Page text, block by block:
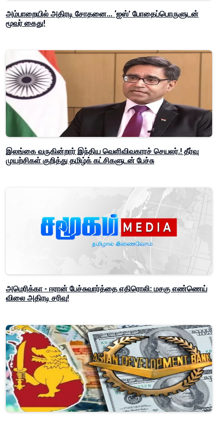
அம்பாறையில் அதிரடி சோதனை... ‘ஐஸ்’ போதைப்பொருளுடன்
மூவர் கைது!
இலங்கை வருகின்றார் இந்திய வெளிவிவகாரச் செயலர்.! தீர்வு
முயற்சிகள் குறித்து தமிழ்க் கட்சிகளுடன் பேச்சு
அமெரிக்கா - ஈரான் பேச்சுவார்த்தை எதிரொலி: மசகு எண்ணெய்
விலை அதிரடி சரிவு!